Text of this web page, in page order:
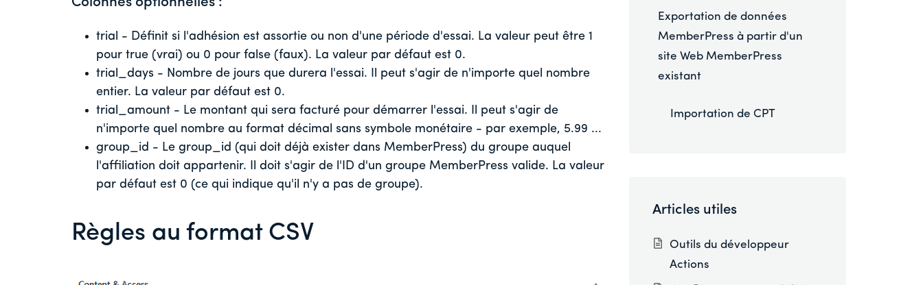
trial - Définit si l'adhésion est assortie ou non d'une période d'essai. La valeur peut être 1
pour true (vrai) ou 0 pour false (faux). La valeur par défaut est 0.
trial_days - Nombre de jours que durera l'essai. Il peut s'agir de n'importe quel nombre
entier. La valeur par défaut est 0.
trial_amount - Le montant qui sera facturé pour démarrer l'essai. Il peut s'agir de
n'importe quel nombre au format décimal sans symbole monétaire - par exemple, 5.99 ...
group_id - Le group_id (qui doit déjà exister dans MemberPress) du groupe auquel
l'affiliation doit appartenir. Il doit s'agir de l'ID d'un groupe MemberPress valide. La valeur
par défaut est 0 (ce qui indique qu'il n'y a pas de groupe).
Règles au format CSV
Exportation de données
MemberPress à partir d'un
site Web MemberPress
existant
Importation de CPT
Articles utiles
Outils du développeur
Actions